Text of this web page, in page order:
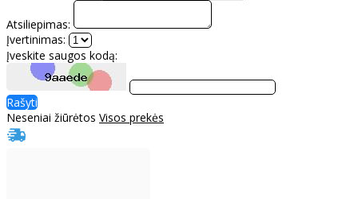
Atsiliepimas:
Įvertinimas:
Įveskite saugos kodą:
Rašyti
Neseniai žiūrėtos Visos prekės